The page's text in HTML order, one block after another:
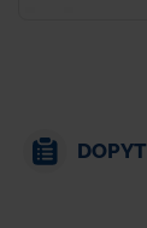
DOPYT